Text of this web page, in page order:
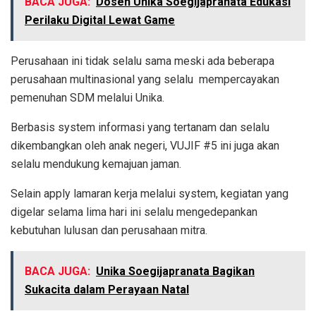
Perilaku Digital Lewat Game
Perusahaan ini tidak selalu sama meski ada beberapa
perusahaan multinasional yang selalu mempercayakan
pemenuhan SDM melalui Unika.
Berbasis system informasi yang tertanam dan selalu
dikembangkan oleh anak negeri, VUJIF #5 ini juga akan
selalu mendukung kemajuan jaman.
Selain apply lamaran kerja melalui system, kegiatan yang
digelar selama lima hari ini selalu mengedepankan
kebutuhan lulusan dan perusahaan mitra.
BACA JUGA: Unika Soegijapranata Bagikan
Sukacita dalam Perayaan Natal